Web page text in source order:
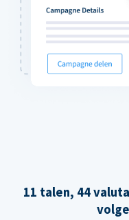
11 talen, 44